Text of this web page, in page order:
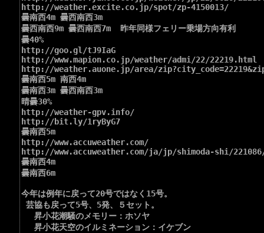
http://weather.excite.co.jp/spot/zp-4150013/
曇南西4m 曇西南西3m
曇西南西9m 曇西南西7m  昨年同様フェリー乗場方向有利
曇40%
http://goo.gl/tJ9IaG
http://www.mapion.co.jp/weather/admi/22/22219.html
http://weather.auone.jp/area/
曇南西5m 南西4m
曇南西3m 曇西南西3m
晴曇30%
http://weather-gpv.info/
http://bit.ly/1ryByG7
曇南西5m
http://www.accuweather.com/
http://www.accuweather.com/ja/jp/shimoda-shi/
曇南西4m
曇南西6m
今年は例年に戻って20号ではなく15号。
芸協も戻って5号、5発、５セット。
昇小花潮騒のメモリー：ホソヤ
昇小花天空のイルミネーション：イケブン